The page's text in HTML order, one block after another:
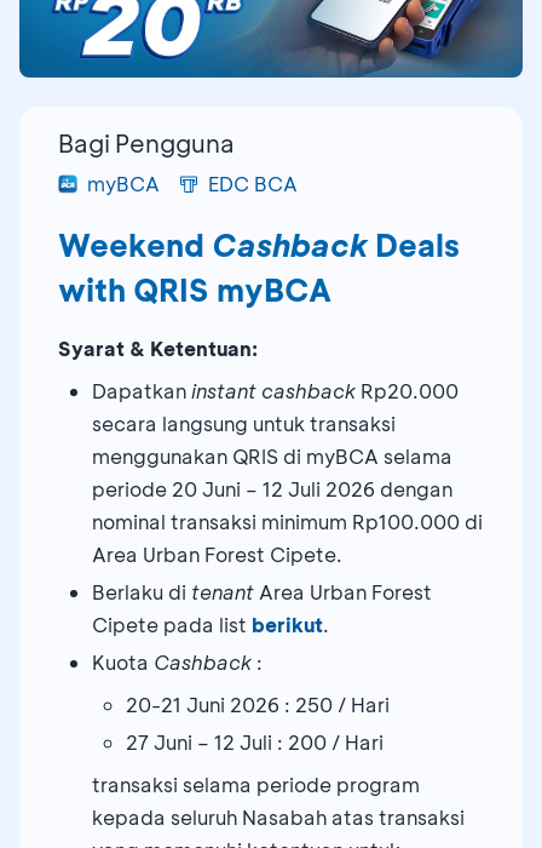
Bagi Pengguna
myBCA EDC BCA
Weekend Cashback Deals
with QRIS myBCA
Syarat & Ketentuan:
Dapatkaninstant cashback Rp20.000
secara langsung untuk transaksi
menggunakan QRIS di myBCA selama
periode 20 Juni – 12 Juli 2026 dengan
nominal transaksi minimum Rp100.000 di
Area Urban Forest Cipete.
Berlaku di tenant Area Urban Forest
Cipete pada list berikut.
Kuota Cashback :
20-21 Juni 2026 : 250 / Hari
27 Juni – 12 Juli : 200 / Hari
transaksi selama periode program
kepada seluruh Nasabah atas transaksi